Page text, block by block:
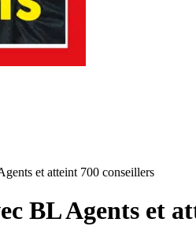
et atteint 700 conseillers
BL Agents et